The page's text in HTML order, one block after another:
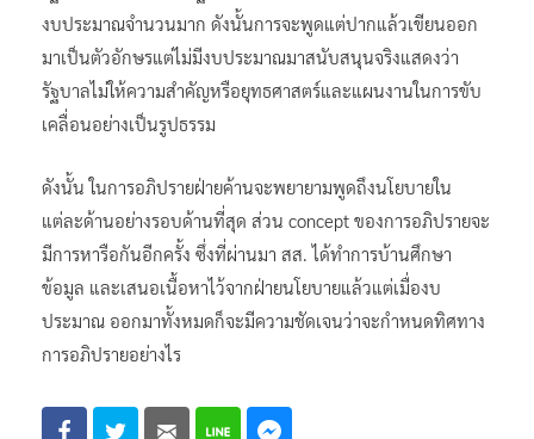
งบประมาณจำนวนมาก ดังนั้นการจะพูดแต่ปากแล้วเขียนออก
มาเป็นตัวอักษรแต่ไม่มีงบประมาณมาสนับสนุนจริงแสดงว่า
รัฐบาลไม่ให้ความสำคัญหรือยุทธศาสตร์และแผนงานในการขับ
เคลื่อนอย่างเป็นรูปธรรม
ดังนั้น ในการอภิปรายฝ่ายค้านจะพยายามพูดถึงนโยบายใน
แต่ละด้านอย่างรอบด้านที่สุด ส่วน concept ของการอภิปรายจะ
มีการหารือกันอีกครั้ง ซึ่งที่ผ่านมา สส. ได้ทำการบ้านศึกษา
ข้อมูล และเสนอเนื้อหาไว้จากฝ่ายนโยบายแล้วแต่เมื่องบ
ประมาณ ออกมาทั้งหมดก็จะมีความชัดเจนว่าจะกำหนดทิศทาง
การอภิปรายอย่างไร